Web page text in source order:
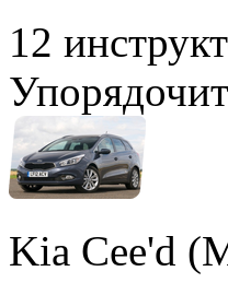
12
Kia Cee'd